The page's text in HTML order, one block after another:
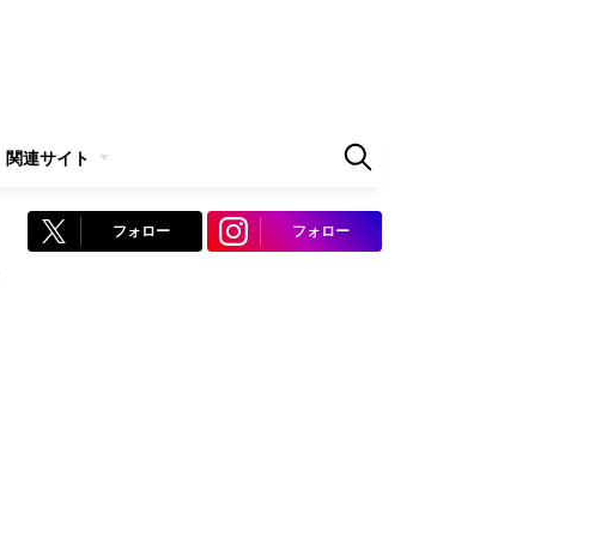
関連サイト
フォロー フォロー